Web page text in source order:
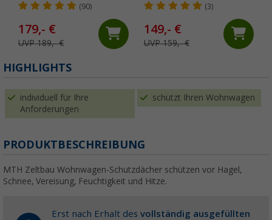
550 - 600 cm
(90)
179,- €
UVP 189,- €
cm
(3)
149,- €
UVP 159,- €
HIGHLIGHTS
individuell für Ihre
Anforderungen
schützt Ihren Wohnwagen
PRODUKTBESCHREIBUNG
MTH Zeltbau Wohnwagen-Schutzdächer schützen vor Hagel,
Schnee, Vereisung, Feuchtigkeit und Hitze.
Erst nach Erhalt des vollständig ausgefüllten